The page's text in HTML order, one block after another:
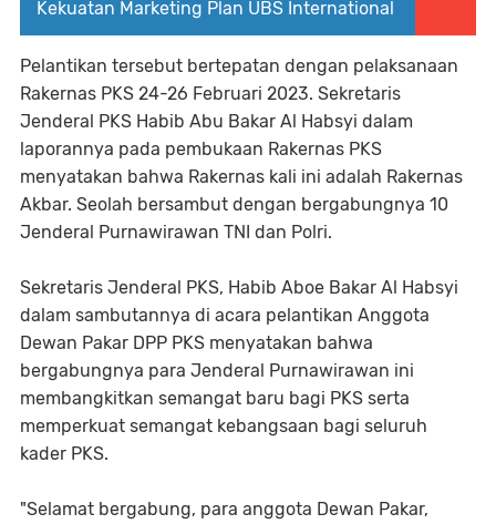
Kekuatan Marketing Plan UBS International
Pelantikan tersebut bertepatan dengan pelaksanaan
Rakernas PKS 24-26 Februari 2023. Sekretaris
Jenderal PKS Habib Abu Bakar Al Habsyi dalam
laporannya pada pembukaan Rakernas PKS
menyatakan bahwa Rakernas kali ini adalah Rakernas
Akbar. Seolah bersambut dengan bergabungnya 10
Jenderal Purnawirawan TNI dan Polri.
Sekretaris Jenderal PKS, Habib Aboe Bakar Al Habsyi
dalam sambutannya di acara pelantikan Anggota
Dewan Pakar DPP PKS menyatakan bahwa
bergabungnya para Jenderal Purnawirawan ini
membangkitkan semangat baru bagi PKS serta
memperkuat semangat kebangsaan bagi seluruh
kader PKS.
"Selamat bergabung, para anggota Dewan Pakar,